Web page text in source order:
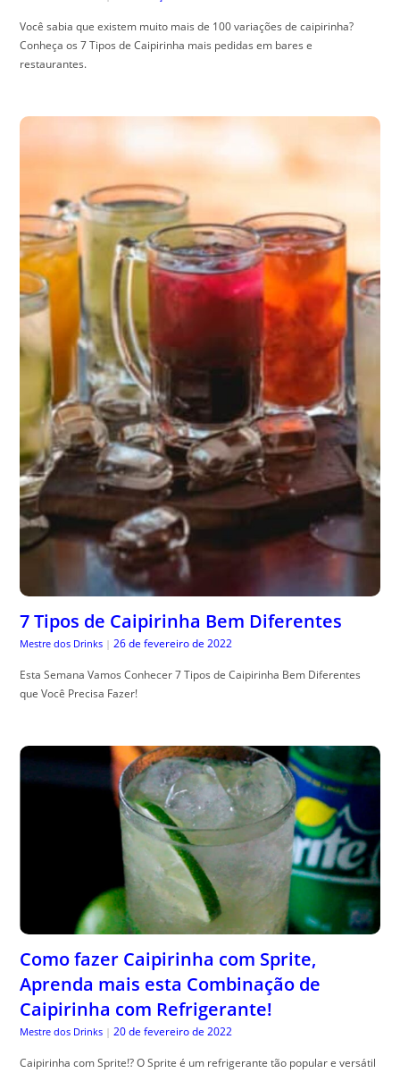
Você sabia que existem muito mais de 100 variações de caipirinha?
Conheça os 7 Tipos de Caipirinha mais pedidas em bares e
restaurantes.
7 Tipos de Caipirinha Bem Diferentes
Mestre dos Drinks | 26 de fevereiro de 2022
Esta Semana Vamos Conhecer 7 Tipos de Caipirinha Bem Diferentes
que Você Precisa Fazer!
Como fazer Caipirinha com Sprite,
Aprenda mais esta Combinação de
Caipirinha com Refrigerante!
Mestre dos Drinks | 20 de fevereiro de 2022
Caipirinha com Sprite!? O Sprite é um refrigerante tão popular e versátil